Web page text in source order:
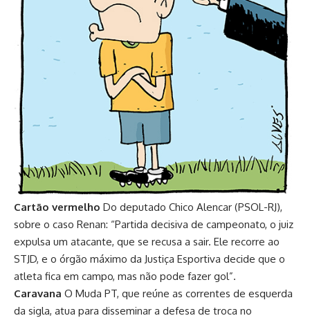
Cartão vermelho Do deputado Chico Alencar (PSOL-RJ),
sobre o caso Renan: “Partida decisiva de campeonato, o juiz
expulsa um atacante, que se recusa a sair. Ele recorre ao
STJD, e o órgão máximo da Justiça Esportiva decide que o
atleta fica em campo, mas não pode fazer gol”.
Caravana O Muda PT, que reúne as correntes de esquerda
da sigla, atua para disseminar a defesa de troca no